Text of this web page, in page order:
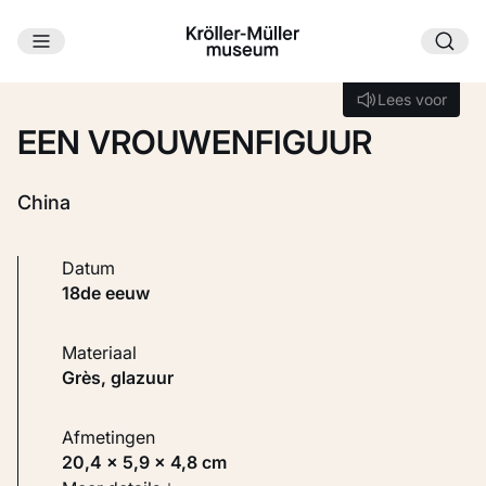
Ga naar hoofdinhoud
Lees voor
Lees voor
EEN VROUWENFIGUUR
China
Datum
18de eeuw
Materiaal
Grès, glazuur
Afmetingen
20,4 × 5,9 × 4,8 cm